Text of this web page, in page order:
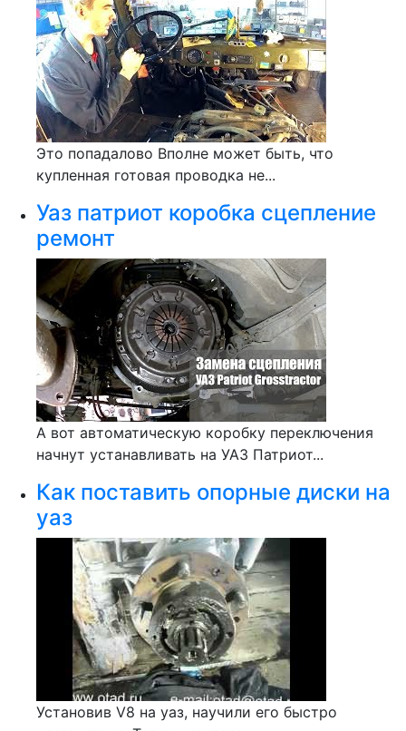
Это попадалово Вполне может быть, что
купленная готовая проводка не...
Уаз патриот коробка сцепление
ремонт
А вот автоматическую коробку переключения
начнут устанавливать на УАЗ Патриот...
Как поставить опорные диски на
уаз
Установив V8 на уаз, научили его быстро